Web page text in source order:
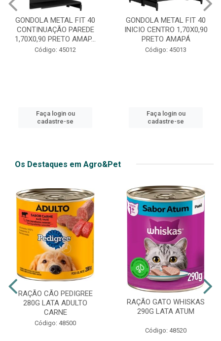
METAL FIT 40
CONTINUAÇÃO PAREDE
PRETO AMAP...
Código: 45012
Faça login ou
cadastre-se
GONDOLA METAL FIT 40
INICIO CENTRO 1,70X0,90
PRETO AMAPÁ
Código: 45013
Faça login ou
cadastre-se
Os Destaques em Agro&Pet
RAÇÃO CÃO PEDIGREE
280G LATA ADULTO
CARNE
Código: 48500
RAÇÃO GATO WHISKAS
290G LATA ATUM
Código: 48520